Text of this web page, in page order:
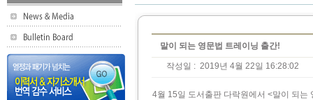
말이 되는 영문법 트레이닝 출간!
작성일 : 2019년 4월 22일 16:28:02
4월 15일 도서출판 다락원에서 <말이 되는